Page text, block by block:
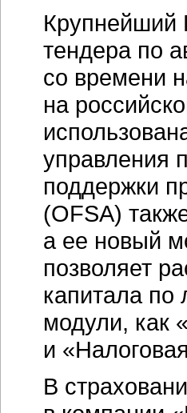
Крупнейший
тендера по
со времени
на
управления
поддержки
(OFSA)
а ее новый
позволяет
капитала
модули, как
и
В